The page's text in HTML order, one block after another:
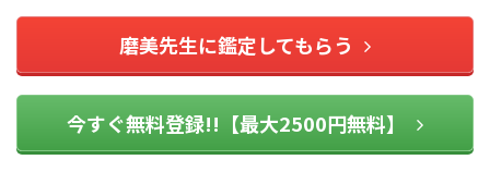
磨美先生に鑑定してもらう
今すぐ無料登録!!【最大2500円無料】